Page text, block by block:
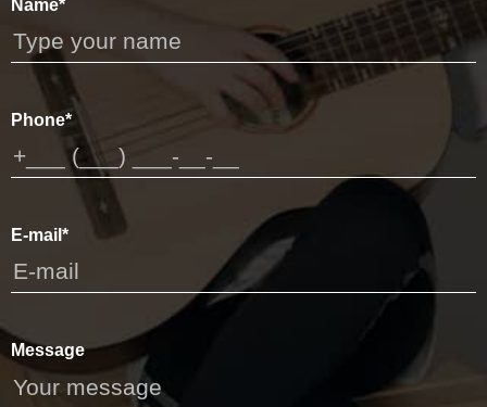
Name*
Phone*
E-mail*
Message